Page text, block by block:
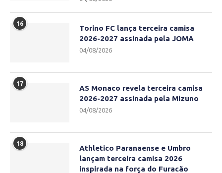
16
Torino FC lança terceira camisa
2026-2027 assinada pela JOMA
04/08/2026
17
AS Monaco revela terceira camisa
2026-2027 assinada pela Mizuno
04/08/2026
18
Athletico Paranaense e Umbro
lançam terceira camisa 2026
inspirada na força do Furacão